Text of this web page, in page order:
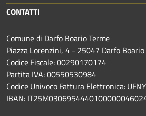
CONTATTI
Comune di Darfo Boario Terme
Piazza Lorenzini, 4 - 25047 Darfo Boario
Codice Fiscale: 00290170174
Partita IVA: 00550530984
Codice Univoco Fattura Elettronica:
IBAN: